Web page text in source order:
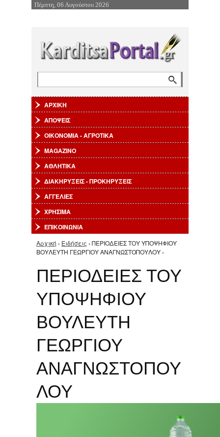
Επιστροφή στην Πλοήγηση
Πέμπτη, 06 Αυγούστου 2026
ΑΡΧΙΚΗ
ΑΠΟΨΕΙΣ
ΟΙΚΟΝΟΜΙΑ - ΑΓΡΟΤΙΚΑ
MAGAZINO
ΑΘΛΗΤΙΚΑ
ΔΙΑΚΗΡΥΞΕΙΣ - ΠΡΟΚΗΡΥΞΕΙΣ
ΑΓΓΕΛΙΕΣ
ΧΡΗΣΙΜΑ
ΕΠΙΚΟΙΝΩΝΙΑ
Είστε εδώ
Αρχική › Ειδήσεις › ΠΕΡΙΟΔΕΙΕΣ ΤΟΥ ΥΠΟΨΗΦΙΟΥ
ΒΟΥΛΕΥΤΗ ΓΕΩΡΓΙΟΥ ΑΝΑΓΝΩΣΤΟΠΟΥΛΟΥ ›
ΠΕΡΙΟΔΕΙΕΣ ΤΟΥ
ΥΠΟΨΗΦΙΟΥ
ΒΟΥΛΕΥΤΗ
ΓΕΩΡΓΙΟΥ
ΑΝΑΓΝΩΣΤΟΠΟΥ
ΛΟΥ